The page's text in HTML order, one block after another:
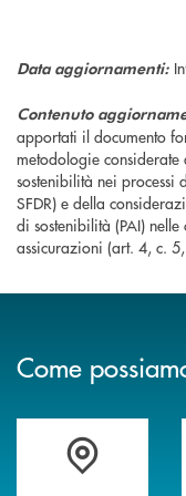
Data aggiornamenti:
Contenuto
apportati il documento
metodologie
sostenibilità nei processi
SFDR) e della
di sostenibilità (PAI)
assicurazioni (art. 4, c. 5,
Come
Accedi all' elenco